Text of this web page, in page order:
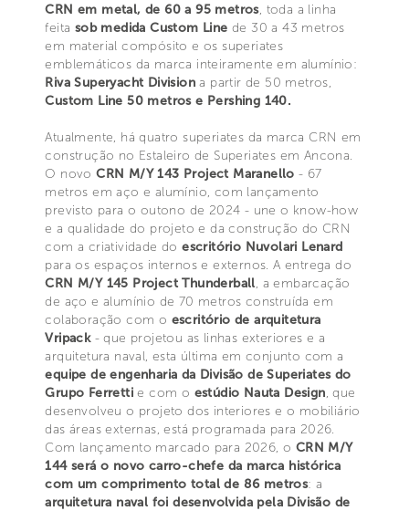
CRN em metal, de 60 a 95 metros, toda a linha
feita sob medida Custom Line de 30 a 43 metros
em material compósito e os superiates
emblemáticos da marca inteiramente em alumínio:
Riva Superyacht Divisiona partir de 50 metros,
Custom Line 50 metros e Pershing 140.
Atualmente, há quatro superiates da marca CRN em
construção no Estaleiro de Superiates em Ancona.
O novo CRN M/Y 143 Project Maranello - 67
metros em aço e alumínio, com lançamento
previsto para o outono de 2024 - une o know-how
e a qualidade do projeto e da construção do CRN
com a criatividade doescritório Nuvolari Lenard
para os espaços internos e externos. A entrega do
CRN M/Y 145 Project Thunderball, a embarcação
de aço e alumínio de 70 metros construída em
colaboração com o escritório de arquitetura
Vripack- que projetou as linhas exteriores e a
arquitetura naval, esta última em conjunto com a
equipe de engenharia da Divisão de Superiates do
Grupo Ferrettie com o estúdio Nauta Design, que
desenvolveu o projeto dos interiores e o mobiliário
das áreas externas, está programada para 2026.
Com lançamento marcado para 2026, o CRN M/Y
144 será o novo carro-chefe da marca histórica
com um comprimento total de 86 metros: a
arquitetura naval foi desenvolvida pela Divisão de